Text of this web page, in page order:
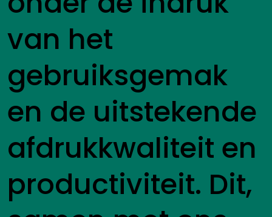
van het
gebruiksgemak
en de uitstekende
afdrukkwaliteit en
productiviteit. Dit,